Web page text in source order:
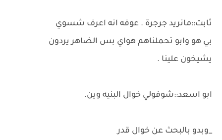
ثابت::مانريد جرجرة . عوفه انه اعرف شسوي
بي هو وابو تحملناهم هواي بس الضاهر يردون
يشيخون علينا .
ابو اسعد::شوفولي خوال البنيه وين.
_وبدو بالبحث عن خوال قدر